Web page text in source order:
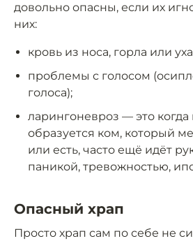
довольно опасны, если их
них:
кровь из носа, горла или
проблемы с голосом
голоса);
ларингоневроз — это когда
образуется ком, который
или есть, часто ещё идёт
паникой, тревожностью,
Опасный храп
Просто храп сам по себе не